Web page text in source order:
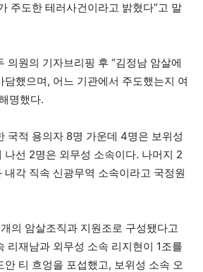
주도한 테러사건이라고 밝혔다”고 말
의원의 기자브리핑 후 “김정남 암살에
담했으며, 어느 기관에서 주도했는지 여
명했다.
국적 용의자 8명 가운데 4명은 보위성
나선 2명은 외무성 소속이다. 나머지 2
내각 직속 신광무역 소속이라고 국정원
의 암살조직과 지원조로 구성됐다고
리재남과 외무성 소속 리지현이 1조를
안 티 흐엉을 포섭했고, 보위성 소속 오